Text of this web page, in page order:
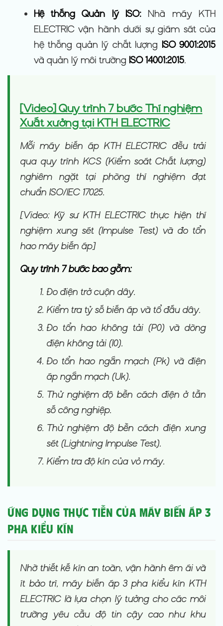
Hệ thống Quản lý ISO: Nhà máy KTH
ELECTRIC vận hành dưới sự giám sát của
hệ thống quản lý chất lượng ISO 9001:2015
và quản lý môi trường ISO 14001:2015.
[Video] Quy trình 7 bước Thí nghiệm
Xuất xưởng tại KTH ELECTRIC
Mỗi máy biến áp KTH ELECTRIC đều trải
qua quy trình KCS (Kiểm soát Chất lượng)
nghiêm ngặt tại phòng thí nghiệm đạt
chuẩn ISO/IEC 17025.
[Video: Kỹ sư KTH ELECTRIC thực hiện thí
nghiệm xung sét (Impulse Test) và đo tổn
hao máy biến áp]
Quy trình 7 bước bao gồm:
Đo điện trở cuộn dây.
Kiểm tra tỷ số biến áp và tổ đấu dây.
Đo tổn hao không tải (P0) và dòng
điện không tải (I0).
Đo tổn hao ngắn mạch (Pk) và điện
áp ngắn mạch (Uk).
Thử nghiệm độ bền cách điện ở tần
số công nghiệp.
Thử nghiệm độ bền cách điện xung
sét (Lightning Impulse Test).
Kiểm tra độ kín của vỏ máy.
Ứng dụng Thực tiễn của Máy biến áp 3
pha Kiểu kín
Nhờ thiết kế kín an toàn, vận hành êm ái và
ít bảo trì, máy biến áp 3 pha kiểu kín KTH
ELECTRIC là lựa chọn lý tưởng cho các môi
trường yêu cầu độ tin cậy cao như khu